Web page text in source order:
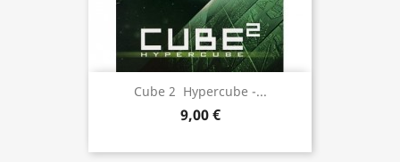
Cube 2  Hypercube -...
9,00 €